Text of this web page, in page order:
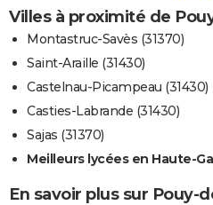
Villes à proximité de
Montastruc-Savès (31370)
Saint-Araille (31430)
Castelnau-Picampeau (31430)
Casties-Labrande (31430)
Sajas (31370)
Meilleurs lycées en Haute-
En savoir plus sur Pouy-